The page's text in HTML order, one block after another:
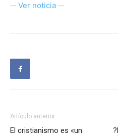
··· Ver noticia ···
Artículo anterior
El cristianismo es «un